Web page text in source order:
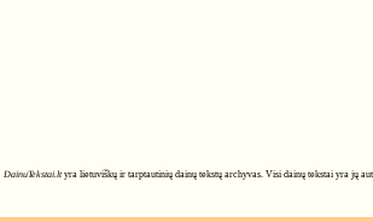
DainuTekstai.ltyra lietuviškų ir tarptautinių dainų tekstų archyvas. Visi dainų tekstai yra jų